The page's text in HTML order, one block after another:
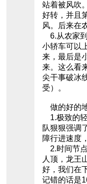
站着被风吹
好转，并且
风。后来在
6.从农家
小轿车可以
来，最后是
来。这么看
尖干事破冰
受）。
做的好的
1.极致的
队狠狠强调
障行进速度
2.时间节
人顶，龙王
好，我们在
记错的话是